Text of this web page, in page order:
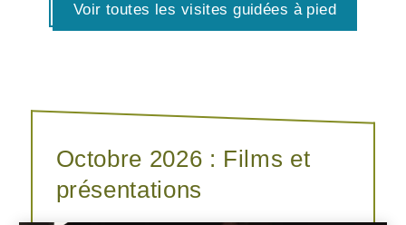
Voir toutes les visites guidées à pied
Octobre 2026 : Films et
présentations